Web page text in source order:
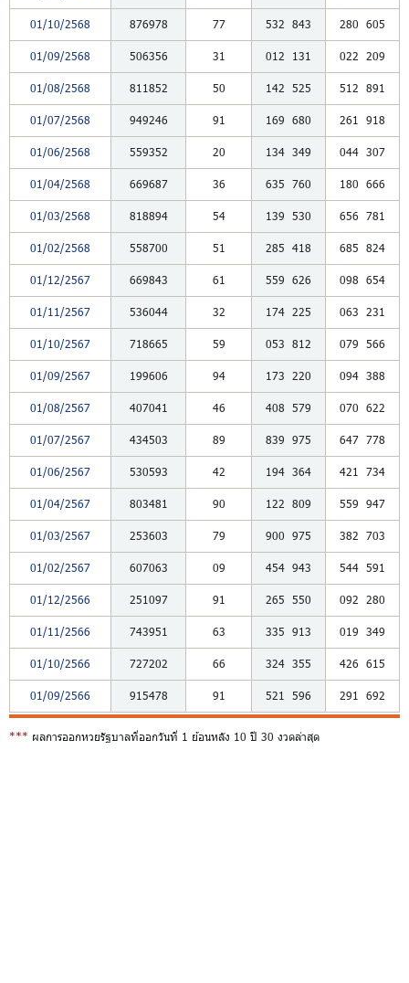
01/10/2568 876978 77 532 843 280 605
01/09/2568 506356 31 012 131 022 209
01/08/2568 811852 50 142 525 512 891
01/07/2568 949246 91 169 680 261 918
01/06/2568 559352 20 134 349 044 307
01/04/2568 669687 36 635 760 180 666
01/03/2568 818894 54 139 530 656 781
01/02/2568 558700 51 285 418 685 824
01/12/2567 669843 61 559 626 098 654
01/11/2567 536044 32 174 225 063 231
01/10/2567 718665 59 053 812 079 566
01/09/2567 199606 94 173 220 094 388
01/08/2567 407041 46 408 579 070 622
01/07/2567 434503 89 839 975 647 778
01/06/2567 530593 42 194 364 421 734
01/04/2567 803481 90 122 809 559 947
01/03/2567 253603 79 900 975 382 703
01/02/2567 607063 09 454 943 544 591
01/12/2566 251097 91 265 550 092 280
01/11/2566 743951 63 335 913 019 349
01/10/2566 727202 66 324 355 426 615
01/09/2566 915478 91 521 596 291 692
*** ผลการออกหวยรัฐบาลที่ออกวันที่ 1 ย้อนหลัง 10 ปี 30 งวดล่าสุด